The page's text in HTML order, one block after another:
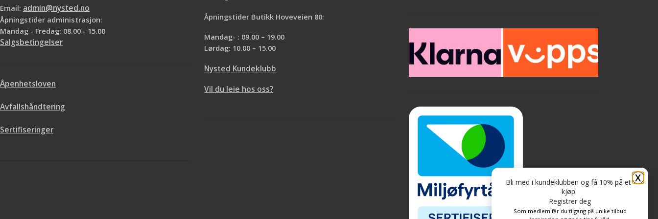
Maling og lakk flyter bedre ut
lakk og påføring i ett
Email: admin@nysted.no
Åpningstider administrasjon:
Mandag - Fredag: 08.00 - 15.00
Salgsbetingelser
Åpenhetsloven
Avfallshåndtering
Sertifiseringer
Åpningstider Butikk Hoveveien 80:
Mandag- : 09.00 – 19.00
Lørdag: 10.00 – 15.00
Nysted Kundeklubb
Vil du leie hos oss?
X
Bli med i kundeklubben og få 10% på et
kjøp
Registrer deg
Som medlem får du tilgang på unike tilbud